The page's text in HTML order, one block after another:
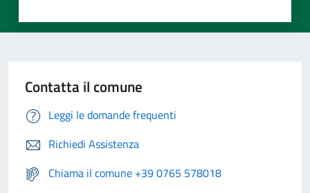
Contatta il comune
Leggi le domande frequenti
Richiedi Assistenza
Chiama il comune +39 0765 578018